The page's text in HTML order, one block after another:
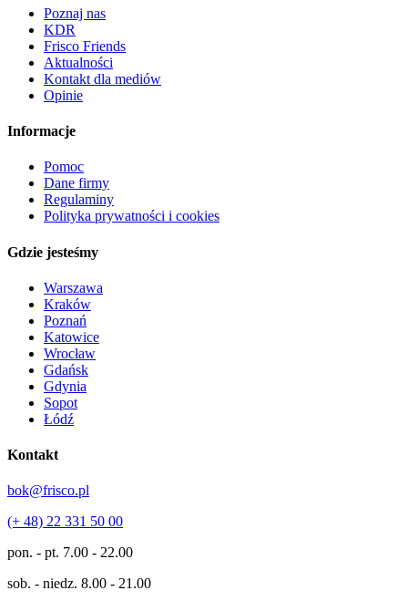
Poznaj nas
KDR
Frisco Friends
Aktualności
Kontakt dla mediów
Opinie
Informacje
Pomoc
Dane firmy
Regulaminy
Polityka prywatności i cookies
Gdzie jesteśmy
Warszawa
Kraków
Poznań
Katowice
Wrocław
Gdańsk
Gdynia
Sopot
Łódź
Kontakt
bok@frisco.pl
(+ 48) 22 331 50 00
pon. - pt. 7.00 - 22.00
sob. - niedz. 8.00 - 21.00